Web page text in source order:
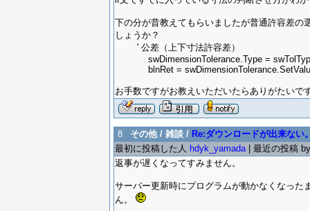
下の分が昔教えてもらいましたが普通許容差の
しょうか？
' 公差（上下寸法許容差）
swDimensionTolerance.Type =
blnRet =
お手数ですがお教えいただいたらありがたいで
8 その他 / 雑談 / Re:ダウンロードが出来ない
最初に投稿した人 hdyk_yamada| 最近の投稿
返事が遅くなってすみません。
サーバー更新時にプログラムが動かなくなった
ん。